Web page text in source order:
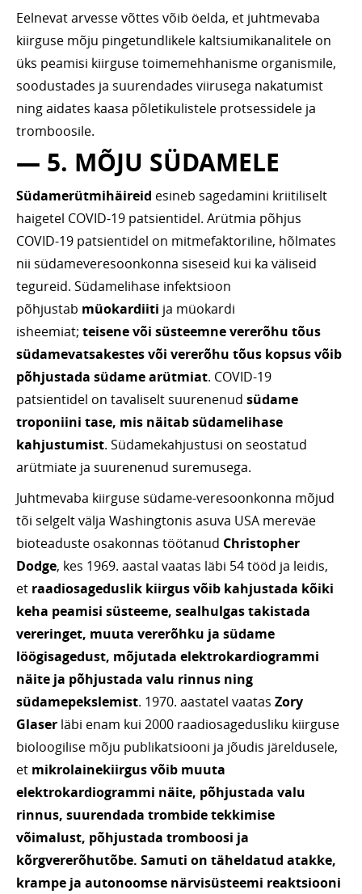
Eelnevat arvesse võttes võib öelda, et juhtmevaba
kiirguse mõju pingetundlikele kaltsiumikanalitele on
üks peamisi kiirguse toimemehhanisme organismile,
soodustades ja suurendades viirusega nakatumist
ning aidates kaasa põletikulistele protsessidele ja
tromboosile.
— 5. MÕJU SÜDAMELE
Südamerütmihäireid esineb sagedamini kriitiliselt
haigetel COVID-19 patsientidel. Arütmia põhjus
COVID-19 patsientidel on mitmefaktoriline, hõlmates
nii südameveresoonkonna siseseid kui ka väliseid
tegureid. Südamelihase infektsioon
põhjustab müokardiiti ja müokardi
isheemiat; teisene või süsteemne vererõhu tõus
südamevatsakestes või vererõhu tõus kopsus võib
põhjustada südame arütmiat. COVID-19
patsientidel on tavaliselt suurenenud südame
troponiini tase, mis näitab südamelihase
kahjustumist. Südamekahjustusi on seostatud
arütmiate ja suurenenud suremusega.
Juhtmevaba kiirguse südame-veresoonkonna mõjud
tõi selgelt välja Washingtonis asuva USA mereväe
bioteaduste osakonnas töötanud Christopher
Dodge, kes 1969. aastal vaatas läbi 54 tööd ja leidis,
et raadiosageduslik kiirgus võib kahjustada kõiki
keha peamisi süsteeme, sealhulgas takistada
vereringet, muuta vererõhku ja südame
löögisagedust, mõjutada elektrokardiogrammi
näite ja põhjustada valu rinnus ning
südamepekslemist. 1970. aastatel vaatas Zory
Glaser läbi enam kui 2000 raadiosagedusliku kiirguse
bioloogilise mõju publikatsiooni ja jõudis järeldusele,
et mikrolainekiirgus võib muuta
elektrokardiogrammi näite, põhjustada valu
rinnus, suurendada trombide tekkimise
võimalust, põhjustada tromboosi ja
kõrgvererõhutõbe. Samuti on täheldatud atakke,
krampe ja autonoomse närvisüsteemi reaktsiooni